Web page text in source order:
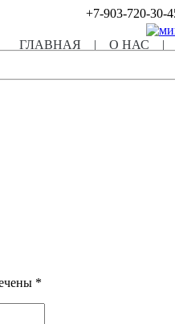
+7-903-720-30-
ГЛАВНАЯ | О НАС |
*